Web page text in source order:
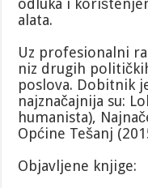
odluka i
alata.
Uz profesionalni
niz drugih
poslova. Dobitnik
najznačajnija su:
humanista),
Općine Tešanj
Objavljene knjige: